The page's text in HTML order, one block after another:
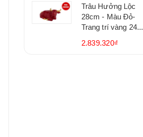
Trâu Hưởng Lộc
28cm - Màu Đỏ-
Trang trí vàng 24...
2.839.320₫